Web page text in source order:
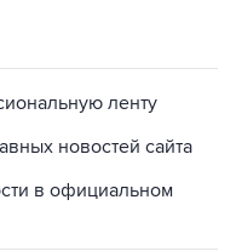
новостей сайта
в официальном